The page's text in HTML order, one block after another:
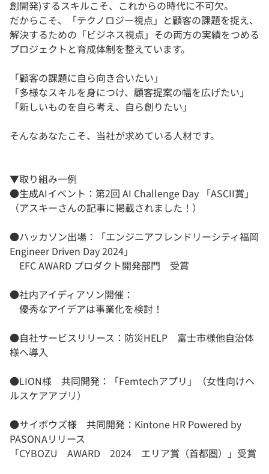
創開発)するスキルこそ、これからの時代に不可欠。
だからこそ、「テクノロジー視点」と顧客の課題を捉え、
解決するための「ビジネス視点」その両方の実績をつめる
プロジェクトと育成体制を整えています。
「顧客の課題に自ら向き合いたい」
「多様なスキルを身につけ、顧客提案の幅を広げたい」
「新しいものを自ら考え、自ら創りたい」
そんなあなたこそ、当社が求めている人材です。
▼取り組み一例
●生成AIイベント：第2回 AI Challenge Day 「ASCII賞」
（アスキーさんの記事に掲載されました！）
●ハッカソン出場：「エンジニアフレンドリーシティ福岡
Engineer Driven Day 2024」
EFC AWARD プロダクト開発部門 受賞
●社内アイディアソン開催：
優秀なアイデアは事業化を検討！
●自社サービスリリース：防災HELP 富士市様他自治体
様へ導入
●LION様 共同開発：「Femtechアプリ」（女性向けヘ
ルスケアアプリ）
●サイボウズ様 共同開発：Kintone HR Powered by
PASONAリリース
「CYBOZU AWARD 2024 エリア賞（首都圏）」受賞